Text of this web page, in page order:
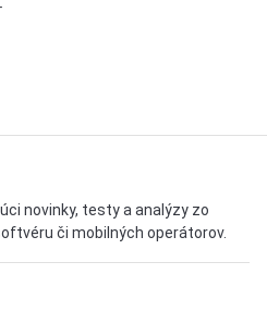
novinky, testy a analýzy zo
či mobilných operátorov.